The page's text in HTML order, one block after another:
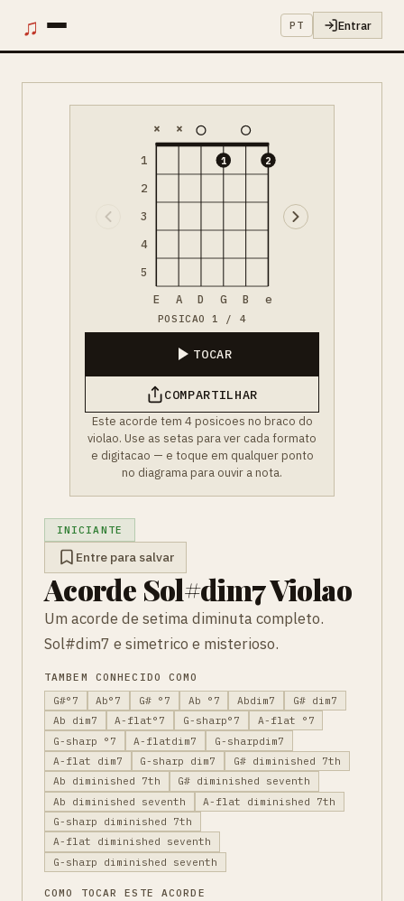
♫ PT Entrar
1
2
3
4
5
× ×
1 2
E A D G B e
POSICAO 1 / 4
TOCAR
COMPARTILHAR
Este acorde tem 4 posicoes no braco do
violao. Use as setas para ver cada formato
e digitacao — e toque em qualquer ponto
no diagrama para ouvir a nota.
INICIANTE
Entre para salvar
Acorde Sol#dim7 Violao
Um acorde de setima diminuta completo.
Sol#dim7 e simetrico e misterioso.
TAMBEM CONHECIDO COMO
G#°7
Ab°7 G# °7 Ab °7 Abdim7
G# dim7
Ab dim7
A-flat°7 G-sharp°7
A-flat °7
G-sharp °7
A-flatdim7
G-sharpdim7
A-flat dim7
G-sharp dim7
G# diminished 7th
Ab diminished 7th
G# diminished seventh
Ab diminished seventh
A-flat diminished 7th
G-sharp diminished 7th
A-flat diminished seventh
G-sharp diminished seventh
COMO TOCAR ESTE ACORDE